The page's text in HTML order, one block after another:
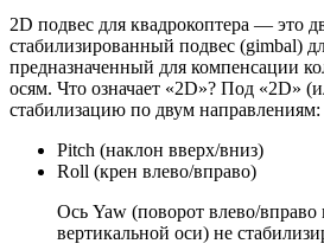
2D подвес для квадрокоптера — это
стабилизированный подвес (gimbal)
предназначенный для компенсации
осям. Что означает «2D»? Под «2D»
стабилизацию по двум направлениям:
Pitch (наклон вверх/вниз)
Roll (крен влево/вправо)
Ось Yaw (поворот влево/вправо
вертикальной оси) не